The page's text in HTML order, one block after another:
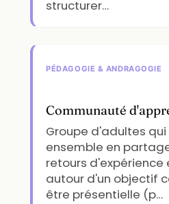
structurer…
PÉDAGOGIE & ANDRAGOGIE
Communauté
Groupe d'adultes
ensemble en
retours d'expérience
autour d'un objectif
être présentielle (p…